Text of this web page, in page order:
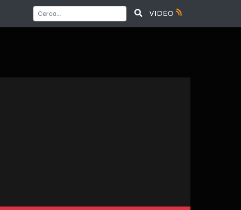
VIDEO